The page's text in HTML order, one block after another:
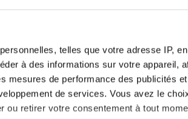
telles que votre adresse IP,
à des informations sur votre appareil,
de performance des publicités et
de services. Vous avez le
retirer votre consentement à tout
discussion